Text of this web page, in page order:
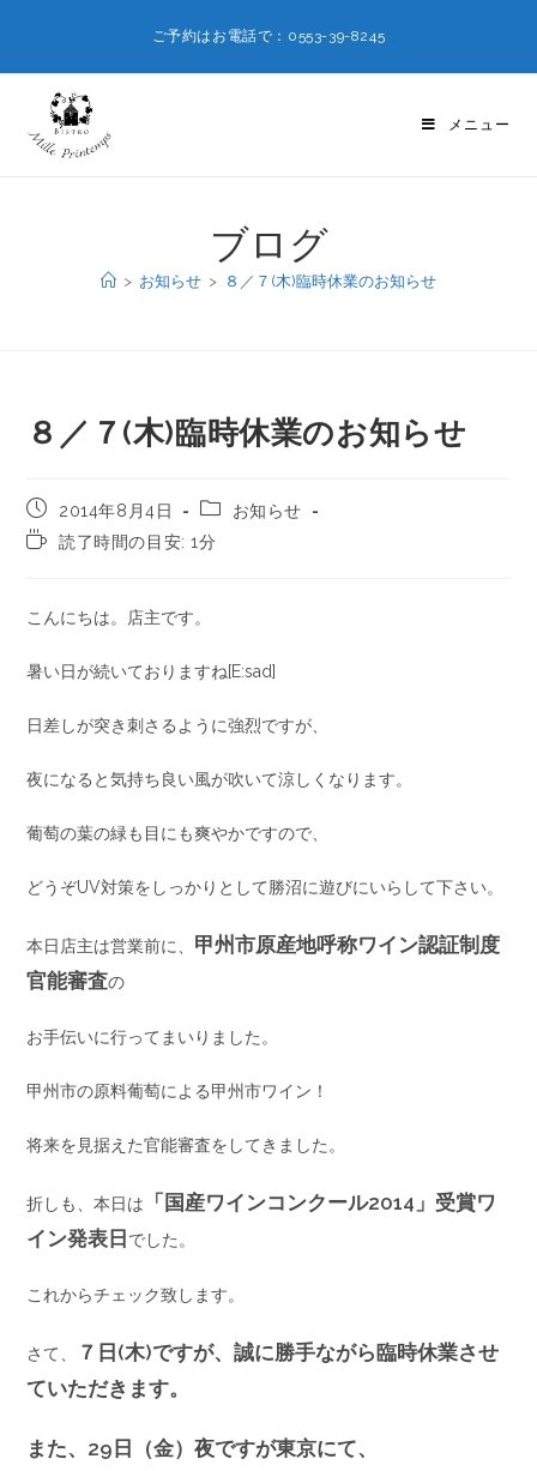
ご予約はお電話で：0553-39-8245
メニュー
ブログ
> お知らせ > ８／７(木)臨時休業のお知らせ
８／７(木)臨時休業のお知らせ
2014年8月4日
お知らせ
読了時間の目安: 1分
こんにちは。店主です。
暑い日が続いておりますね[E:sad]
日差しが突き刺さるように強烈ですが、
夜になると気持ち良い風が吹いて涼しくなります。
葡萄の葉の緑も目にも爽やかですので、
どうぞUV対策をしっかりとして勝沼に遊びにいらして下さい。
本日店主は営業前に、 甲州市原産地呼称ワイン認証制度
官能審査の
お手伝いに行ってまいりました。
甲州市の原料葡萄による甲州市ワイン！
将来を見据えた官能審査をしてきました。
折しも、本日は
「国産ワインコンクール2014」受賞ワ
イン発表日 でした。
これからチェック致します。
さて、
７日(木)ですが、誠に勝手ながら臨時休業させ
ていただきます。
また、29日（金）夜ですが東京にて、